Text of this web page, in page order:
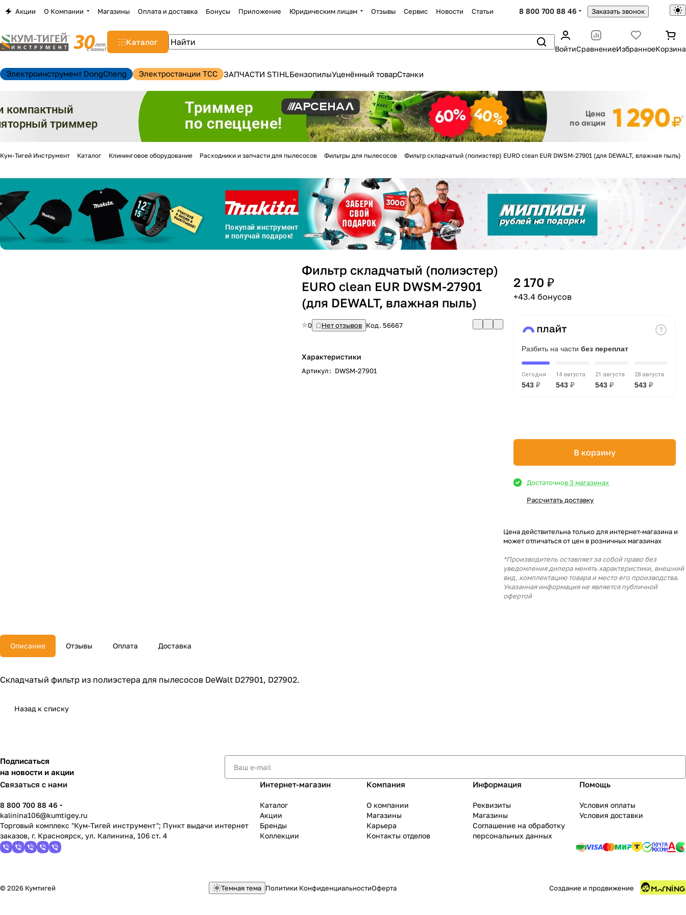
Акции О Компании Магазины Оплата и доставка Бонусы Приложение Юридическим лицам Отзывы Сервис Новости Статьи 8 800 700 88 46 Заказать звонок
Каталог
ВойтиСравнениеИзбранноеКорзина
Электроинструмент DongCheng Электростанции TCC ЗАПЧАСТИ STIHLБензопилыУценённый товарСтанки
Кум-Тигей Инструмент Каталог Клининговое оборудование Расходники и запчасти для пылесосов Фильтры для пылесосов Фильтр складчатый (полиэстер) EURO clean EUR DWSM-27901 (для DEWALT, влажная пыль)
Фильтр складчатый (полиэстер)
EURO clean EUR DWSM-27901
(для DEWALT, влажная пыль)
0 Нет отзывов Код. 56667
Характеристики
Артикул: DWSM-27901
2 170 ₽
+43.4 бонусов
Разбить на части без переплат
Сегодня
543 ₽
14 августа
543 ₽
21 августа
543 ₽
28 августа
543 ₽
В корзину
Достаточнов 3 магазинах
Рассчитать доставку
Цена действительна только для интернет-магазина и
может отличаться от цен в розничных магазинах
*Производитель оставляет за собой право без
уведомления дилера менять характеристики, внешний
вид, комплектацию товара и место его производства.
Указанная информация не является публичной
офертой
Описание Отзывы Оплата Доставка
Складчатый фильтр из полиэстера для пылесосов DeWalt D27901, D27902.
Назад к списку
Подписаться
на новости и акции
Связаться с нами
8 800 700 88 46
kalinina106@kumtigey.ru
Торговый комплекс "Кум-Тигей инструмент"; Пункт выдачи интернет
заказов, г. Красноярск, ул. Калинина, 106 ст. 4
Интернет-магазин
Каталог
Акции
Бренды
Коллекции
Компания
О компании
Магазины
Карьера
Контакты отделов
Информация
Реквизиты
Магазины
Соглашение на обработку
персональных данных
Помощь
Условия оплаты
Условия доставки
© 2026 Кумтигей Темная тема Политики КонфиденциальностиОферта Создание и продвижение
Для клиентов всех банков
Разбейтеоплату
на частибез переплат
График платежей
Сегодня
Добавляйте товарыв корзину
Оплачивайте сегодня только
% картой любого банка